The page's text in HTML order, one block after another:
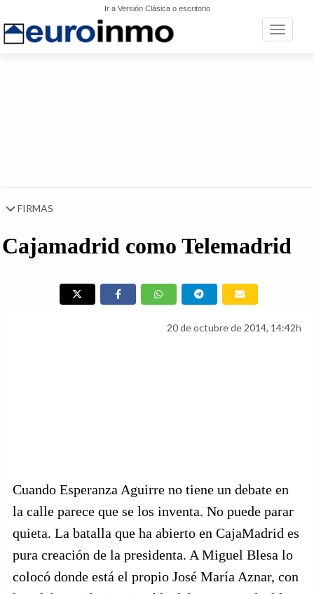
Ir a Versión Clásica o escritorio
Toggle
FIRMAS
Cajamadrid como Telemadrid
20 de octubre de 2014, 14:42h
Cuando Esperanza Aguirre no tiene un debate en
la calle parece que se los inventa. No puede parar
quieta. La batalla que ha abierto en CajaMadrid es
pura creación de la presidenta. A Miguel Blesa lo
colocó donde está el propio José María Aznar, con